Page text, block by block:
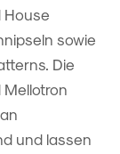
House
sowie
Die
Mellotron
und lassen